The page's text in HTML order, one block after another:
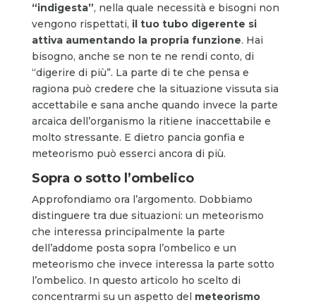
“indigesta”, nella quale necessità e bisogni non
vengono rispettati, il tuo tubo digerente si
attiva aumentando la propria funzione. Hai
bisogno, anche se non te ne rendi conto, di
“digerire di più”. La parte di te che pensa e
ragiona può credere che la situazione vissuta sia
accettabile e sana anche quando invece la parte
arcaica dell’organismo la ritiene inaccettabile e
molto stressante. E dietro pancia gonfia e
meteorismo può esserci ancora di più.
Sopra o sotto l’ombelico
Approfondiamo ora l’argomento. Dobbiamo
distinguere tra due situazioni: un meteorismo
che interessa principalmente la parte
dell’addome posta sopra l’ombelico e un
meteorismo che invece interessa la parte sotto
l’ombelico. In questo articolo ho scelto di
concentrarmi su un aspetto del meteorismo